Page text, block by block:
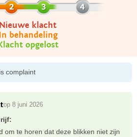
Nieuwe klacht
behandeling
opgelost
complaint
op 8 juni 2026
om te horen dat deze blikken niet zijn